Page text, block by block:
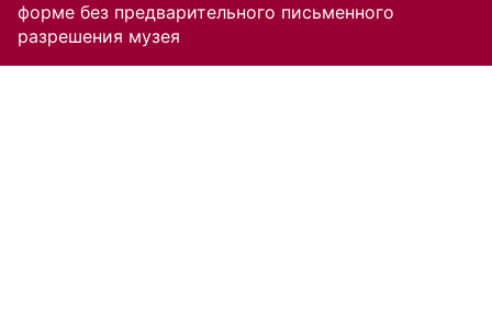
форме без предварительного письменного
разрешения музея